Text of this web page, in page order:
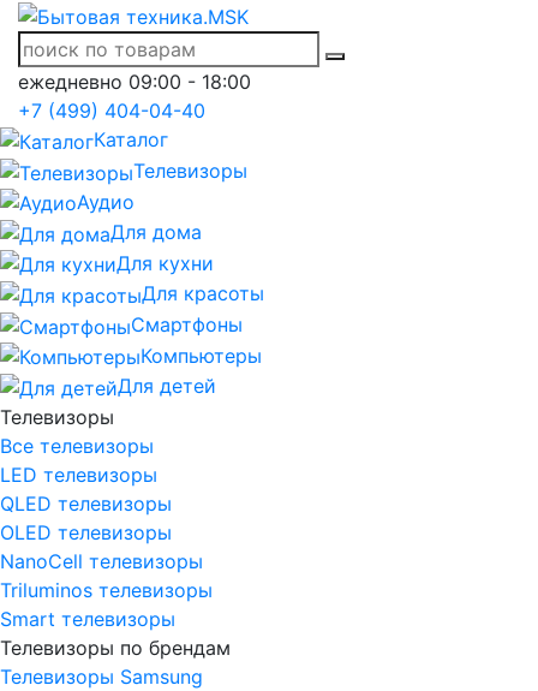
ежедневно 09:00 - 18:00
+7 (499) 404-04-40
Каталог
Телевизоры
Аудио
Для дома
Для кухни
Для красоты
Смартфоны
Компьютеры
Для детей
Телевизоры
Все телевизоры
LED телевизоры
QLED телевизоры
OLED телевизоры
NanoCell телевизоры
Triluminos телевизоры
Smart телевизоры
Телевизоры по брендам
Телевизоры Samsung